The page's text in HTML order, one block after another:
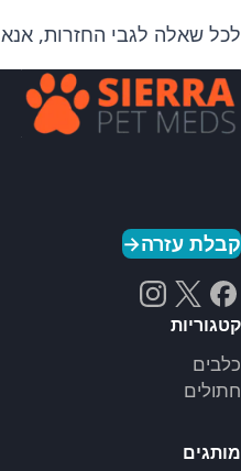
לכל שאלה לגבי החזרות, אנא
קבלת עזרה→
קטגוריות
כלבים
חתולים
מותגים